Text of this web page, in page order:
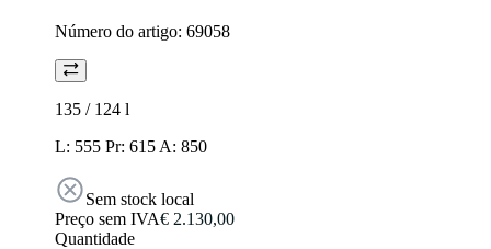
Número do artigo: 69058
135 / 124 l
L: 555 Pr: 615 A: 850
Sem stock local
Preço sem IVA€ 2.130,00
Quantidade